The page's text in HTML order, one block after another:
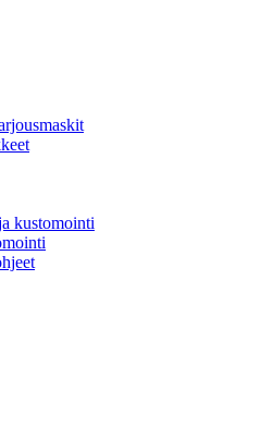
kustomointi